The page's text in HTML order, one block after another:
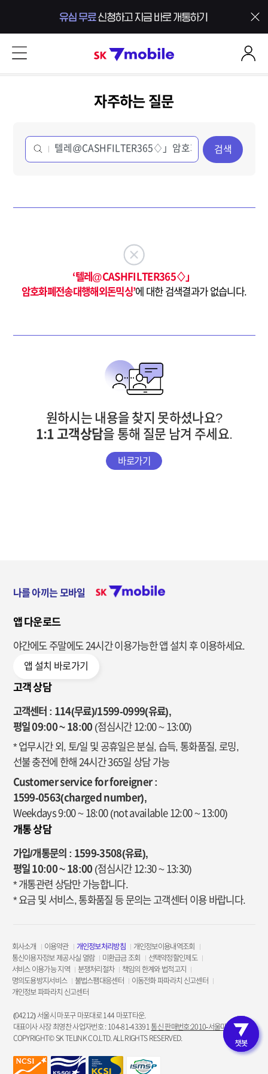
SK 7mobile
고객인증
자주하는 질문
검색
‘텔레@CASHFILTER365♢」
암호화폐전송대행해외돈믹싱’에 대한 검색결과가 없습니다.
원하시는 내용을 찾지 못하셨나요?
1:1 고객상담을 통해 질문 남겨 주세요.
바로가기
나를 아끼는 모바일
앱 다운로드
야간에도 주말에도 24시간 이용가능한앱 설치 후 이용하세요.
앱 설치 바로가기
고객 상담
고객센터 : 114(무료)/1599-0999(유료),
평일 09:00 ~ 18:00 (점심시간 12:00 ~ 13:00)
* 업무시간 외, 토/일 및 공휴일은 분실, 습득, 통화품질, 로밍,
선불 충전에 한해 24시간 365일 상담 가능
Customer service for foreigner :
1599-0563(charged number),
Weekdays 9:00 ~ 18:00 (not available 12:00 ~ 13:00)
개통 상담
가입/개통문의 : 1599-3508(유료),
평일 10:00 ~ 18:00 (점심시간 12:30 ~ 13:30)
* 개통관련 상담만 가능합니다.
* 요금 및 서비스, 통화품질 등 문의는 고객센터 이용 바랍니다.
회사소개 이용약관 개인정보처리방침
개인정보이용내역조회
통신이용자정보 제공사실 열람
미환급금 조회
선택약정할인제도
서비스 이용가능 지역
분쟁처리절차
책임의 한계와 법적고지
명의도용방지서비스
불법스팸대응센터
이동전화 파파라치 신고센터
개인정보 파파라치 신고센터
(04212) 서울시 마포구 마포대로 144 마포T타운.
대표이사 사장 최영찬 사업자번호 : 104-81-43391통신 판매번호:2010-서울마포-3953
COPYRIGHT© SK TELINK CO.LTD. ALL RIGHTS RESERVED.